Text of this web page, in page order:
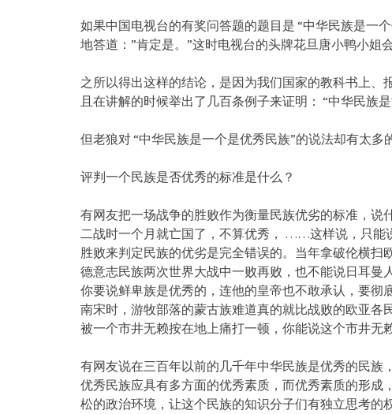
如果中国电视台的有奖问答题的题目是 “中华民族是一
地答道：”肯定是。”这时电视台的头牌花旦唐小鸭小姐
之所以得出这样的结论，是因为我们国家的教科书上、
且在讲解的时候举出了几百条例子来证明： “中华民族
但老狼对 “中华民族是一个是优秀民族”的说法却有太多
评判一个民族是否优秀的标准是什么？
有网友把一场战争的胜败作为衡量民族优劣的标准，
二战时一个月就亡国了，不算优秀， ……这样说，只能
胜败来判定民族的优劣是完全错误的。当年拿破伦横扫
德意志民族两次世界大战中一败再败，也不能说日耳
你要说鲜卑族是优秀的，连他的皇帝也不敢承认，要
南宋时，游牧部落的蒙古族难道真的就比战败的欧亚
被一个市井无赖按在地上痛打一顿，你能说这个市井无
有网友说在三百年以前的几千年中华民族是优秀的民
优秀民族应具有多方面的优秀素质，而优秀素质的形
松的政治环境，让这个民族的知识分子们有独立思考